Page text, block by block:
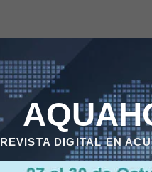
REVISTA DIGITAL EN